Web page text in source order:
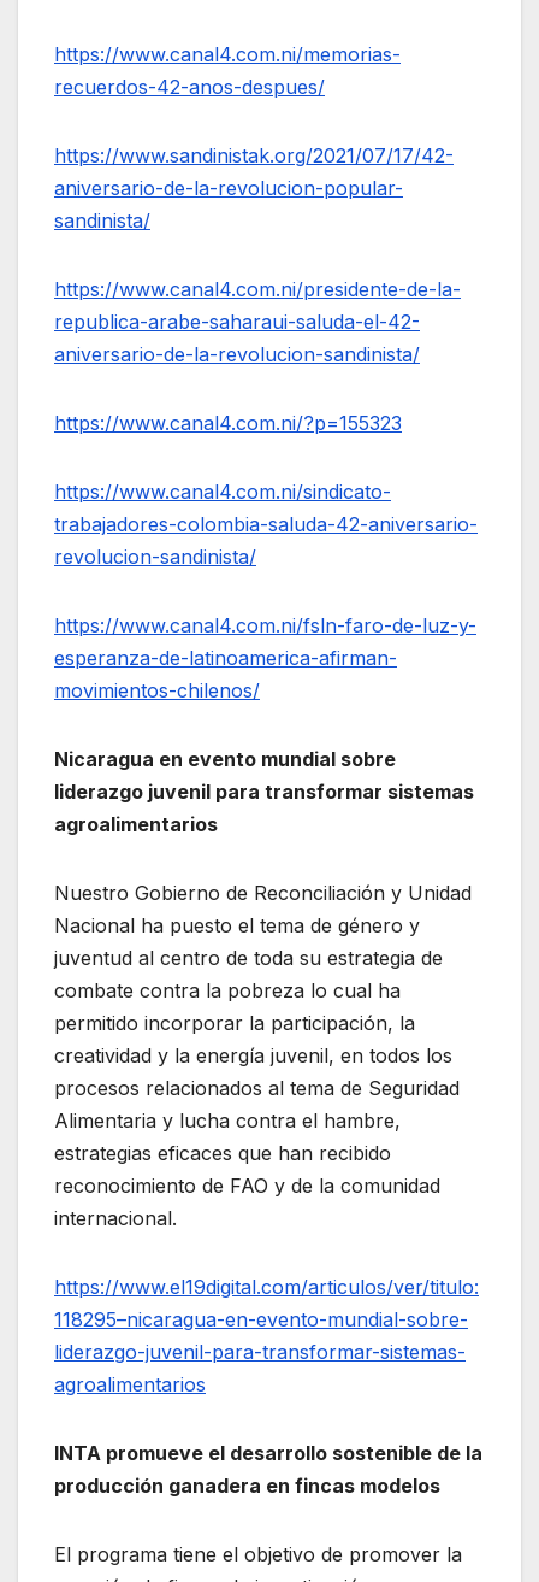
https://www.canal4.com.ni/memorias-
recuerdos-42-anos-despues/
https://www.sandinistak.org/2021/07/17/42-
aniversario-de-la-revolucion-popular-
sandinista/
https://www.canal4.com.ni/presidente-de-la-
republica-arabe-saharaui-saluda-el-42-
aniversario-de-la-revolucion-sandinista/
https://www.canal4.com.ni/?p=155323
https://www.canal4.com.ni/sindicato-
trabajadores-colombia-saluda-42-aniversario-
revolucion-sandinista/
https://www.canal4.com.ni/fsln-faro-de-luz-y-
esperanza-de-latinoamerica-afirman-
movimientos-chilenos/
Nicaragua en evento mundial sobre
liderazgo juvenil para transformar sistemas
agroalimentarios
Nuestro Gobierno de Reconciliación y Unidad
Nacional ha puesto el tema de género y
juventud al centro de toda su estrategia de
combate contra la pobreza lo cual ha
permitido incorporar la participación, la
creatividad y la energía juvenil, en todos los
procesos relacionados al tema de Seguridad
Alimentaria y lucha contra el hambre,
estrategias eficaces que han recibido
reconocimiento de FAO y de la comunidad
internacional.
https://www.el19digital.com/articulos/ver/titulo:
118295–nicaragua-en-evento-mundial-sobre-
liderazgo-juvenil-para-transformar-sistemas-
agroalimentarios
INTA promueve el desarrollo sostenible de la
producción ganadera en fincas modelos
El programa tiene el objetivo de promover la